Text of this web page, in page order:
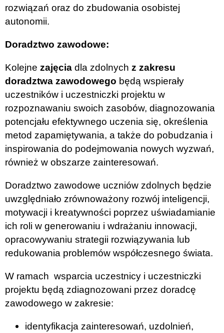
rozwiązań oraz do zbudowania osobistej
autonomii.
Doradztwo zawodowe:
Kolejne zajęcia dla zdolnych z zakresu
doradztwa zawodowego będą wspierały
uczestników i uczestniczki projektu w
rozpoznawaniu swoich zasobów, diagnozowania
potencjału efektywnego uczenia się, określenia
metod zapamiętywania, a także do pobudzania i
inspirowania do podejmowania nowych wyzwań,
również w obszarze zainteresowań.
Doradztwo zawodowe uczniów zdolnych będzie
uwzględniało zrównoważony rozwój inteligencji,
motywacji i kreatywności poprzez uświadamianie
ich roli w generowaniu i wdrażaniu innowacji,
opracowywaniu strategii rozwiązywania lub
redukowania problemów współczesnego świata.
W ramach wsparcia uczestnicy i uczestniczki
projektu będą zdiagnozowani przez doradcę
zawodowego w zakresie:
identyfikacja zainteresowań, uzdolnień,